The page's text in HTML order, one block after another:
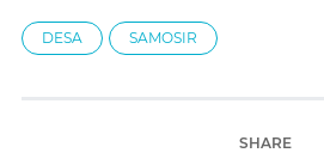
DESA SAMOSIR
SHARE